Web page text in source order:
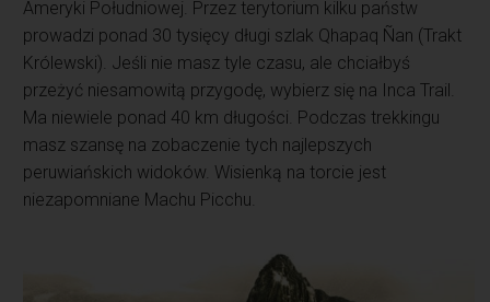
Ameryki Południowej. Przez terytorium kilku państw
prowadzi ponad 30 tysięcy długi szlak Qhapaq Ñan (Trakt
Królewski). Jeśli nie masz tyle czasu, ale chciałbyś
przeżyć niesamowitą przygodę, wybierz się na Inca Trail.
Ma niewiele ponad 40 km długości. Podczas trekkingu
masz szansę na zobaczenie tych najlepszych
peruwiańskich widoków. Wisienką na torcie jest
niezapomniane Machu Picchu.